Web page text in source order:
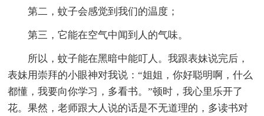
第二，蚊子会感觉到我们的温度；
第三，它能在空气中闻到人的气味。
所以，蚊子能在黑暗中能叮人。我跟表妹说完后，
表妹用崇拜的小眼神对我说：“姐姐，你好聪明啊，什么
都懂，我要向你学习，多看书。”顿时，我心里乐开了
花。果然，老师跟大人说的话是不无道理的，多读书对